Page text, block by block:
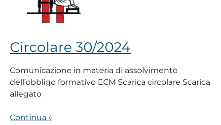
Circolare 30/2024
Comunicazione in materia di assolvimento
dell’obbligo formativo ECM Scarica circolare Scarica
allegato
Continua »